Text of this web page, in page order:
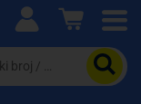
proizvoda i